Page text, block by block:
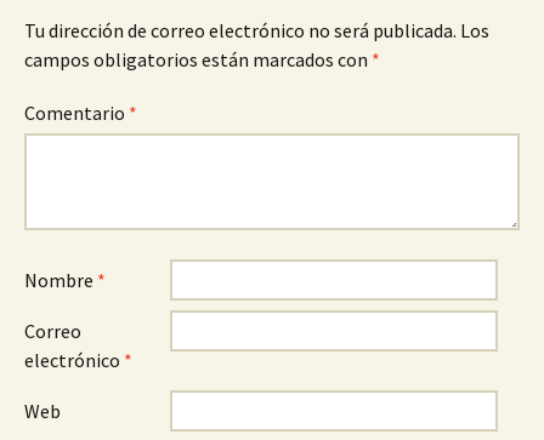
Tu dirección de correo electrónico no será publicada. Los
campos obligatorios están marcados con *
Comentario *
Nombre *
Correo
electrónico *
Web